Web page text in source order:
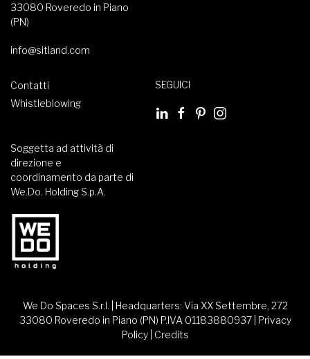
33080 Roveredo in Piano
(PN)
info@sitland.com
Contatti
Whistleblowing
SEGUICI
Soggetta ad attività di
direzione e
coordinamento da parte di
We.Do. Holding S.p.A.
We Do Spaces S.r.l. | Headquarters: Via XX Settembre, 272
33080 Roveredo in Piano (PN) P.IVA 01183880937 | Privacy
Policy| Credits